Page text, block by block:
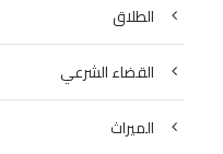
الطلاق
القضاء الشرعي
الميراث